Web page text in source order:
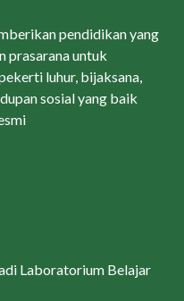
pendidikan yang
prasarana untuk
luhur, bijaksana,
sosial yang baik
Laboratorium Belajar